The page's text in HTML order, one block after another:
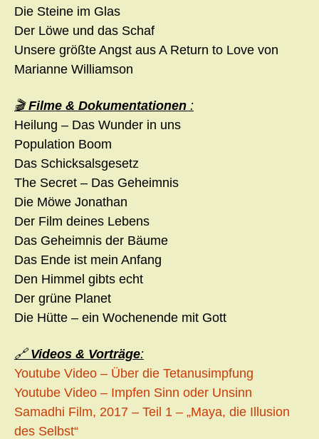
Die Steine im Glas
Der Löwe und das Schaf
Unsere größte Angst aus A Return to Love von
Marianne Williamson
🎬Filme & Dokumentationen :
Heilung – Das Wunder in uns
Population Boom
Das Schicksalsgesetz
The Secret – Das Geheimnis
Die Möwe Jonathan
Der Film deines Lebens
Das Geheimnis der Bäume
Das Ende ist mein Anfang
Den Himmel gibts echt
Der grüne Planet
Die Hütte – ein Wochenende mit Gott
🔗Videos & Vorträge:
Youtube Video – Über die Tetanusimpfung
Youtube Video – Impfen Sinn oder Unsinn
Samadhi Film, 2017 – Teil 1 – „Maya, die Illusion
des Selbst“